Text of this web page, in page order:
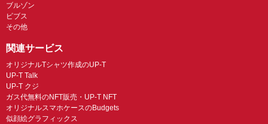
ブルゾン
ビブス
その他
関連サービス
オリジナルTシャツ作成のUP-T
UP-T Talk
UP-T クジ
ガス代無料のNFT販売・UP-T NFT
オリジナルスマホケースのBudgets
似顔絵グラフィックス